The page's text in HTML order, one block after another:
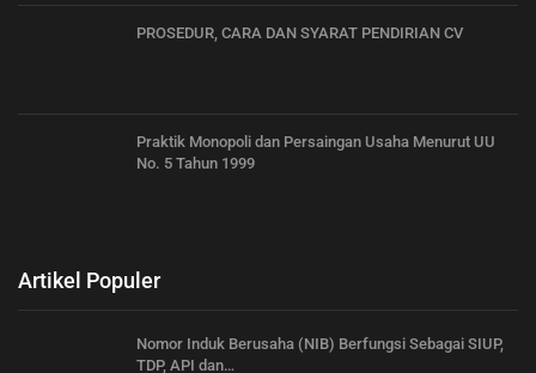
PROSEDUR, CARA DAN SYARAT PENDIRIAN CV
Praktik Monopoli dan Persaingan Usaha Menurut UU
No. 5 Tahun 1999
Artikel Populer
Nomor Induk Berusaha (NIB) Berfungsi Sebagai SIUP,
TDP, API dan…